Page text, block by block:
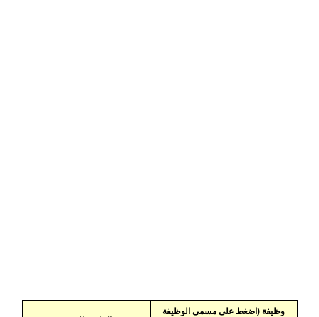
وظيفة (اضغط على مسمى الوظيفة